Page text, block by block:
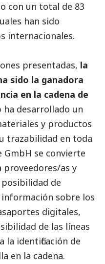
con un total de 83
han sido
internacionales.
presentadas, la
sido la ganadora
en la cadena de
ha desarrollado un
y productos
trazabilidad en toda
GmbH se convierte
as y
de
sobre los
digitales,
de las líneas
identificación de
en la cadena.